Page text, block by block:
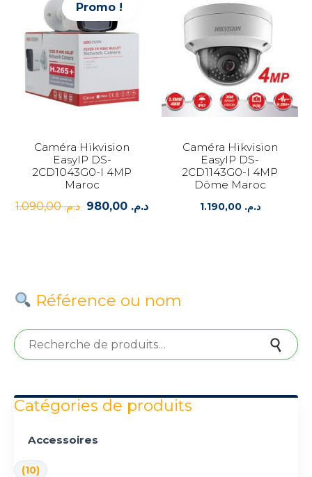
Promo !
Caméra Hikvision
EasyIP DS-
2CD1043G0-I 4MP
Maroc
د.م.1.090,00
Le
د.م.Le
Caméra Hikvision
EasyIP DS-
2CD1143G0-I 4MP
Dôme Maroc
د.م. 1.190,00
Référence ou nom
Recherche pour :
Catégories de produits
Accessoires
(10)